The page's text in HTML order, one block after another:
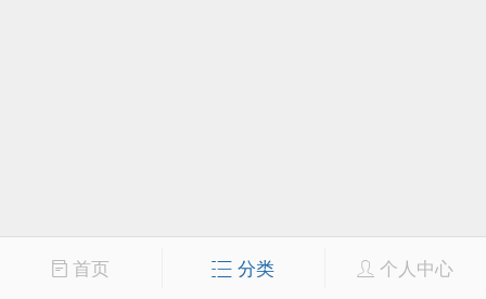
首页 分类 个人中心